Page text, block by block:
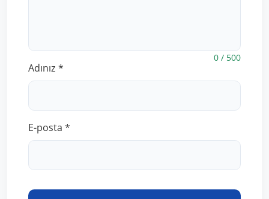
0 / 500
Adınız *
E-posta *